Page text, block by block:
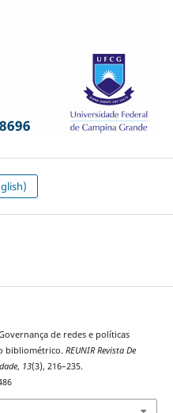
de redes e políticas
bibliométrico. REUNIR Revista De
, 13(3), 216–235.